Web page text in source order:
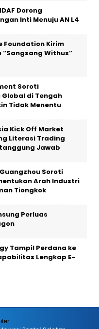
Dorong
Inti Menuju AN L4
Foundation Kirim
“Sangsang Withus”
Soroti
Global di Tengah
Tidak Menentu
Kick Off Market
Literasi Trading
Jawab
Soroti
Arah Industri
Tiongkok
Perluas
Tampil Perdana ke
Lengkap E-